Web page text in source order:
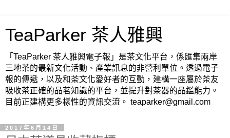
TeaParker 茶人雅興
「TeaParker 茶人雅興電子報」是茶文化平台，係匯集兩岸
三地茶的最新文化活動、產業訊息的非營利單位。透過電子
報的傳遞，以及和茶文化愛好者的互動，建構一座屬於茶友
吸收茶正確的品茗知識的平台，並提升對茶器的品鑑能力。
目前正建構更多樣性的資訊交流。 teaparker@gmail.com
2017年6月14日